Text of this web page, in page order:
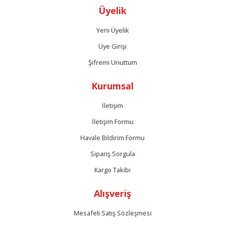
Gönder
Üyelik
Yeni Üyelik
Üye Girişi
Şifremi Unuttum
Kurumsal
İletişim
İletişim Formu
Havale Bildirim Formu
Sipariş Sorgula
Kargo Takibi
Alışveriş
Mesafeli Satış Sözleşmesi